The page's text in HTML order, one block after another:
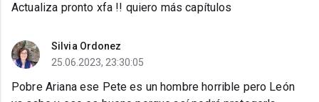
Actualiza pronto xfa !! quiero más capítulos
Silvia Ordonez
25.06.2023, 23:30:05
Pobre Ariana ese Pete es un hombre horrible pero León